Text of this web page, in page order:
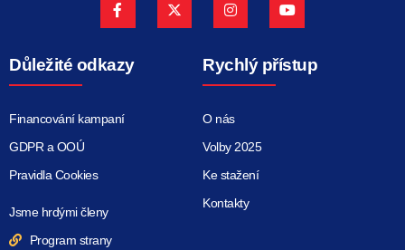
Důležité odkazy
Financování kampaní
GDPR a OOÚ
Pravidla Cookies
Jsme hrdými členy
Program strany
Rychlý přístup
O nás
Volby 2025
Ke stažení
Kontakty